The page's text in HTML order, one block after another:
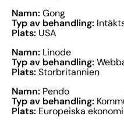
Namn: Gong
Typ av behandling:
Plats: USA
Namn: Linode
Typ av behandling:
Plats: Storbritannien
Namn: Pendo
Typ av behandling:
Plats: Europeiska